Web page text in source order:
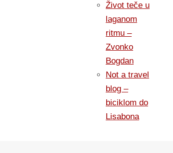
Život teče u
laganom
ritmu –
Zvonko
Bogdan
Not a travel
blog –
biciklom do
Lisabona